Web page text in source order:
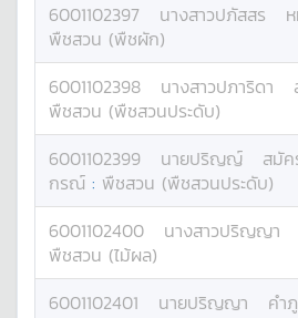
6001102397 นางสาวปภัสสร
พืชสวน (พืชผัก)
6001102398 นางสาวปภาริดา
พืชสวน (พืชสวนประดับ)
6001102399 นายปริญญ์
สมั
กรณ์ : พืชสวน (พืชสวนประดับ)
6001102400 นางสาวปริญญา
พืชสวน (ไม้ผล)
6001102401 นายปริญญา คำ